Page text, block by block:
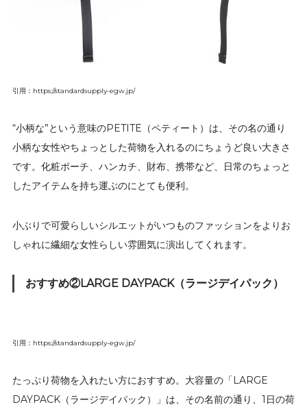
引用：https://standardsupply-egw.jp/
“小柄な”という意味のPETITE（ペティート）は、その名の通り
小柄な女性やちょっとした荷物を入れるのにちょうど良い大きさ
です。化粧ポーチ、ハンカチ、財布、携帯など、日常のちょっと
したアイテムを持ち運ぶのにとても便利。
小ぶりで可愛らしいシルエットがいつものファッションをよりお
しゃれに繊細な女性らしい雰囲気に演出してくれます。
おすすめ②LARGE DAYPACK（ラージデイパック）
引用：https://standardsupply-egw.jp/
たっぷり荷物を入れたい方におすすめ。大容量の「LARGE
DAYPACK（ラージデイパック）」は、その名前の通り、1日の荷